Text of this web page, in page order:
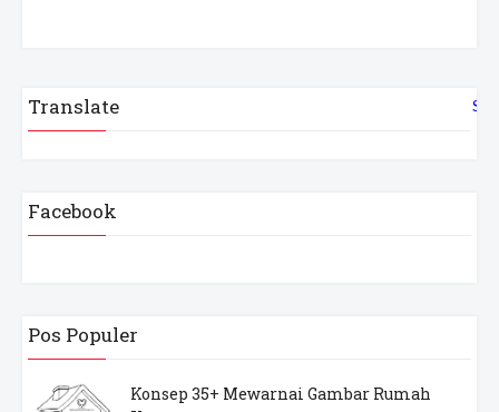
Translate
Facebook
Pos Populer
Konsep 35+ Mewarnai Gambar Rumah